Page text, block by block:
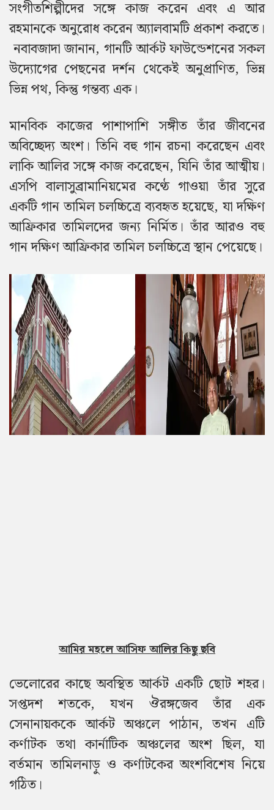
সংগীতশিল্পীদের সঙ্গে কাজ করেন এবং এ আর
রহমানকে অনুরোধ করেন অ্যালবামটি প্রকাশ করতে।
নবাবজাদা জানান, গানটি আর্কট ফাউন্ডেশনের সকল
উদ্যোগের পেছনের দর্শন থেকেই অনুপ্রাণিত, ভিন্ন
ভিন্ন পথ, কিন্তু গন্তব্য এক।
মানবিক কাজের পাশাপাশি সঙ্গীত তাঁর জীবনের
অবিচ্ছেদ্য অংশ। তিনি বহু গান রচনা করেছেন এবং
লাকি আলির সঙ্গে কাজ করেছেন, যিনি তাঁর আত্মীয়।
এসপি বালাসুব্রামানিয়মের কণ্ঠে গাওয়া তাঁর সুরে
একটি গান তামিল চলচ্চিত্রে ব্যবহৃত হয়েছে, যা দক্ষিণ
আফ্রিকার তামিলদের জন্য নির্মিত। তাঁর আরও বহু
গান দক্ষিণ আফ্রিকার তামিল চলচ্চিত্রে স্থান পেয়েছে।
আমির মহলে আসিফ আলির কিছু ছবি
ভেলোরের কাছে অবস্থিত আর্কট একটি ছোট শহর।
সপ্তদশ শতকে, যখন ঔরঙ্গজেব তাঁর এক
সেনানায়ককে আর্কট অঞ্চলে পাঠান, তখন এটি
কর্ণাটক তথা কার্নাটিক অঞ্চলের অংশ ছিল, যা
বর্তমান তামিলনাড়ু ও কর্ণাটকের অংশবিশেষ নিয়ে
গঠিত।